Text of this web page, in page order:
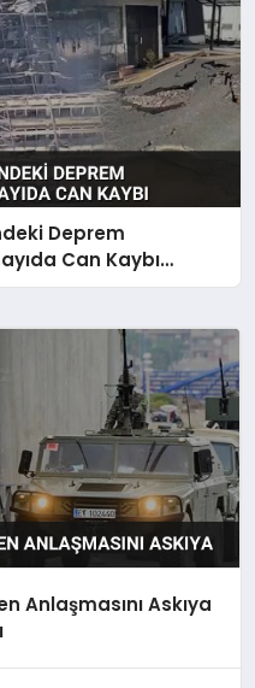
Deprem
Can Kaybı
Anlaşmasını Askıya